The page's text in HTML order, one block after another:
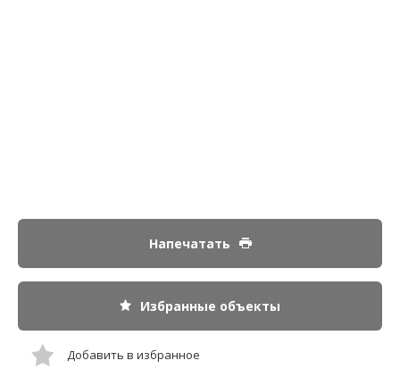
Напечатать
Избранные объекты
Добавить в избранное